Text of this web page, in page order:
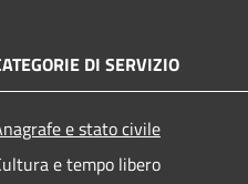
DI SERVIZIO
e stato civile
e tempo libero